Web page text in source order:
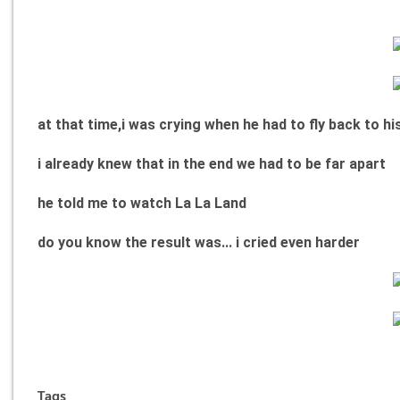
at that time,i was crying when he had to fly back to
i already knew that in the end we had to be far apart
he told me to watch La La Land
do you know the result was... i cried even harder